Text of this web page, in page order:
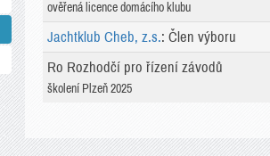
ověřená licence domácího klubu
Jachtklub Cheb, z.s.: Člen výboru
Ro Rozhodčí pro řízení závodů
školení Plzeň 2025